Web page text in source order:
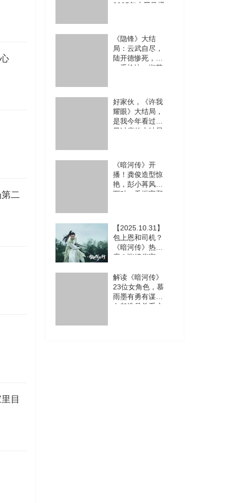
2025年末黑马爆
《隐锋》大结
局：云武自尽，
陆开德惨死，沈
一禾枪决，淑芬
好家伙，《许我
耀眼》大结局，
是我今年看过，
最过瘾的大结局
《暗河传》开
播！龚俊造型惊
艳，彭小苒风情
万种，乔振宇邪
【2025.10.31】
包上恩和司机？
《暗河传》热
度？张婧仪家
是张若昀？说唱
歌手进行整治？
解读《暗河传》
23位女角色，慕
雨墨有勇有谋，
白鹤淮是关系户